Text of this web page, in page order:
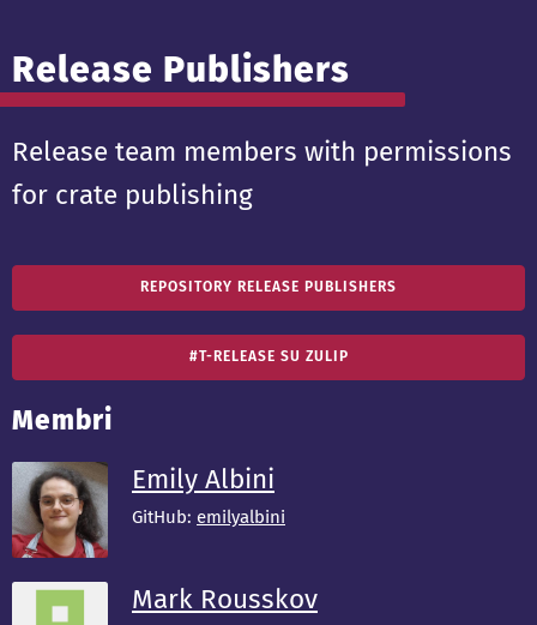
Release Publishers
Release team members with permissions
for crate publishing
REPOSITORY RELEASE PUBLISHERS
#T-RELEASE SU ZULIP
Membri
Emily Albini
GitHub: emilyalbini
Mark Rousskov